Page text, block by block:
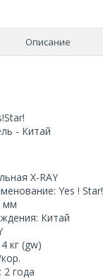
Описание
- Китай
X-RAY
Yes ! Star!
мм
Китай
кг (gw)
2 года